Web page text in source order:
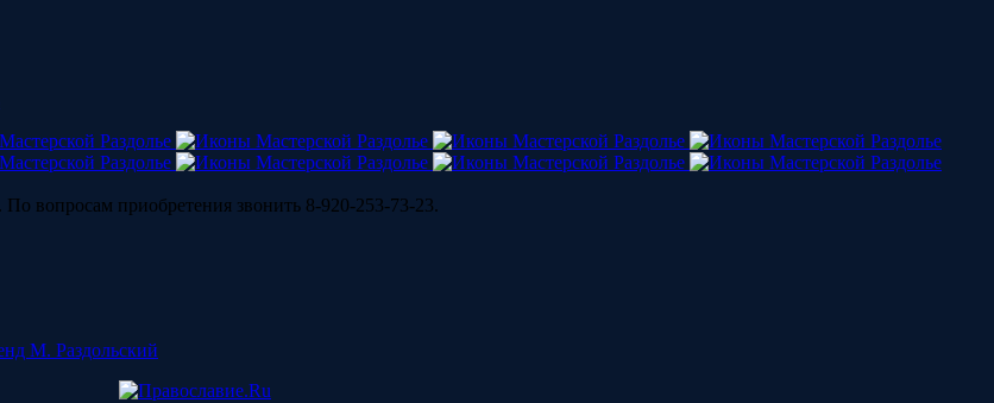
вопросам приобретения звонить 8-920-253-73-23.
М. Раздольский